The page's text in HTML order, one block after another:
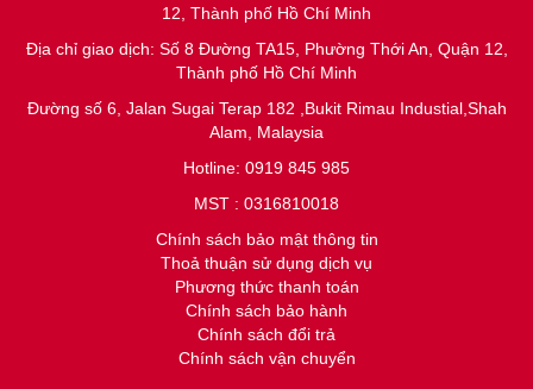
12, Thành phố Hồ Chí Minh
Địa chỉ giao dịch: Số 8 Đường TA15, Phường Thới An, Quận 12,
Thành phố Hồ Chí Minh
Đường số 6, Jalan Sugai Terap 182 ,Bukit Rimau Industial,Shah
Alam, Malaysia
Hotline: 0919 845 985
MST : 0316810018
Chính sách bảo mật thông tin
Thoả thuận sử dụng dịch vụ
Phương thức thanh toán
Chính sách bảo hành
Chính sách đổi trả
Chính sách vận chuyển